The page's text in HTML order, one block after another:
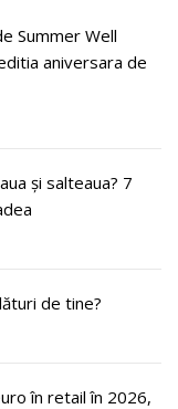
Summer Well
aniversara de
și salteaua? 7
de tine?
în retail în 2026,